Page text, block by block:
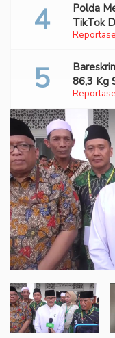
Polda
TikTok
86,3 Kg
Diburu